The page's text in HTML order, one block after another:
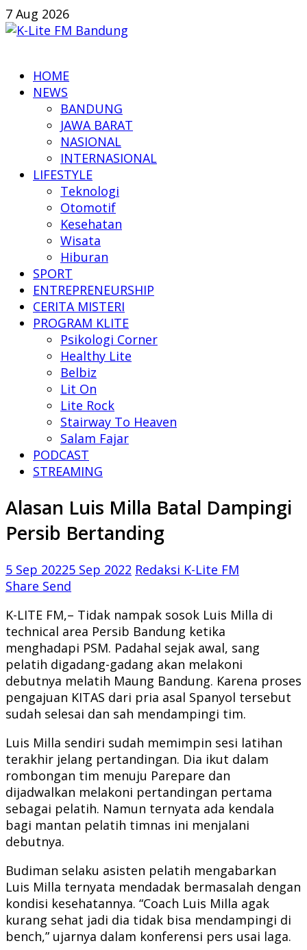
Skip
to
7 Aug 2026
Lite
Bandung
News
HOME
NEWS
BANDUNG
JAWA BARAT
NASIONAL
INTERNASIONAL
LIFESTYLE
Teknologi
Otomotif
Kesehatan
Wisata
Hiburan
SPORT
ENTREPRENEURSHIP
CERITA MISTERI
PROGRAM KLITE
Psikologi Corner
Healthy Lite
Belbiz
Lit On
Lite Rock
Stairway To Heaven
Salam Fajar
PODCAST
STREAMING
Alasan Luis Milla Batal Dampingi
Persib Bertanding
5 Sep 20225 Sep 2022 Redaksi K-Lite FM
Share Send
K-LITE FM,– Tidak nampak sosok Luis Milla di
technical area Persib Bandung ketika
menghadapi PSM. Padahal sejak awal, sang
pelatih digadang-gadang akan melakoni
debutnya melatih Maung Bandung. Karena proses
pengajuan KITAS dari pria asal Spanyol tersebut
sudah selesai dan sah mendampingi tim.
Luis Milla sendiri sudah memimpin sesi latihan
terakhir jelang pertandingan. Dia ikut dalam
rombongan tim menuju Parepare dan
dijadwalkan melakoni pertandingan pertama
sebagai pelatih. Namun ternyata ada kendala
bagi mantan pelatih timnas ini menjalani
debutnya.
Budiman selaku asisten pelatih mengabarkan
Luis Milla ternyata mendadak bermasalah dengan
kondisi kesehatannya. “Coach Luis Milla agak
kurang sehat jadi dia tidak bisa mendampingi di
bench,” ujarnya dalam konferensi pers usai laga.